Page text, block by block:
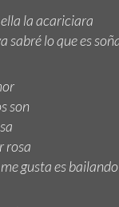
la acariciara
sabré lo que es
son
rosa
gusta es